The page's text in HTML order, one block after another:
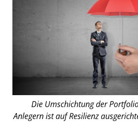
Die Umschichtung der
Anlegern ist auf Resilienz